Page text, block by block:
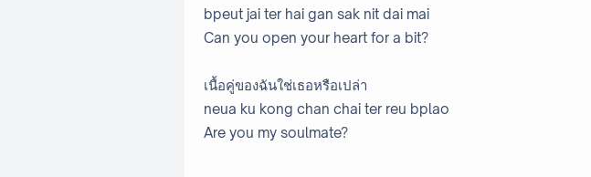
bpeut jai ter hai gan sak nit dai mai
Can you open your heart for a bit?
เนื้อคู่ของฉันใช่เธอหรือเปล่า
neua ku kong chan chai ter reu bplao
Are you my soulmate?